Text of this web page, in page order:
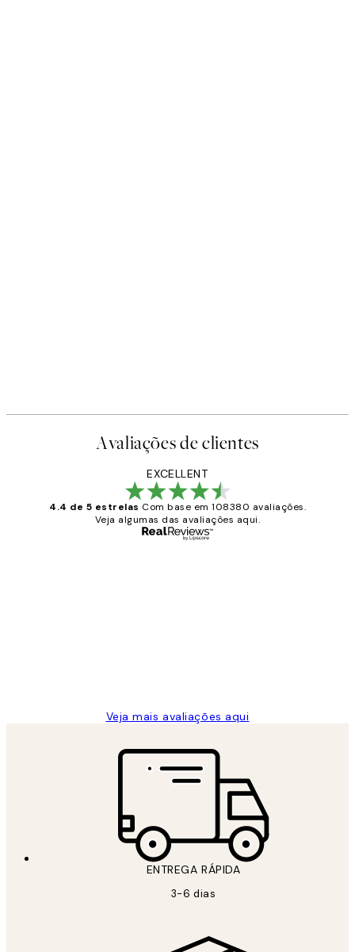
Avaliações de clientes
EXCELLENT
4.4 de 5 estrelas Com base em 108380 avaliações.
Veja algumas das avaliações aqui.
Veja mais avaliações aqui
ENTREGA RÁPIDA
3-6 dias